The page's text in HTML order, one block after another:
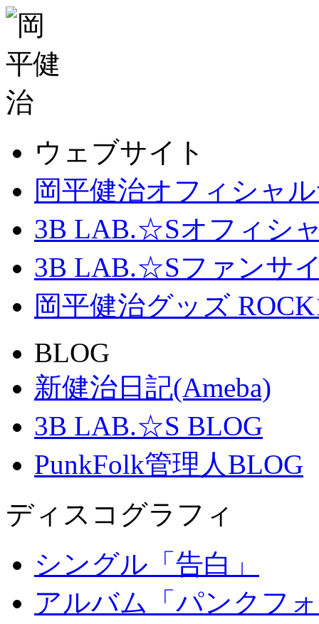
ウェブサイト
岡平健治オフィシャ
3B LAB.☆Sオフィシ
3B LAB.☆Sファンサイ
岡平健治グッズ
BLOG
新健治日記(Ameba)
3B LAB.☆S BLOG
PunkFolk管理人BLOG
ディスコグラフィ
シングル「告白」
アルバム「パンクフ